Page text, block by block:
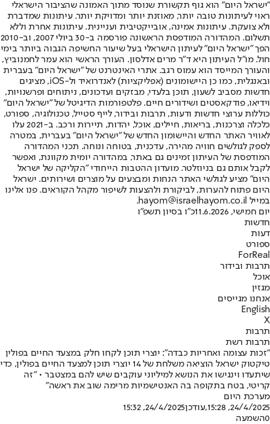
"ישראל היום" הוא גוף תקשורת שנוסד מתוך האמונה שהציבור הישראלי
ראוי לעיתונות טובה יותר, מאוזנת יותר ומדויקת יותר. עיתונות שמדברת
ולא צועקת. עיתונות אמינה, אובייקטיבית ועניינית. עיתונות אחרת וללא
תשלום. המהדורה המודפסת הראשונה פורסמה ב-30 ביולי 2007, וב-2010
הפך "ישראל היום" לעיתון הישראלי בעל שיעור החשיפה הגבוה ביותר בימי
חול. מו"ל העיתון היא ד"ר מרים אדלסון. העורך הראשי הוא עמר לחמנוביץ,
והעורך המייסד הוא עמוס רגב. אתרי האינטרנט של "ישראל היום" בעברית
ובאנגלית, כמו כן היישומונים (אפליקציות) לאנדרואיד ול-iOS, מציגים
חדשות מסביב לשעון, תוכן בלעדי, מבזקים ועדכונים, ניתוחים ופרשנויות,
וידיאו, פודקאסטים ושידורים חיים. פלטפורמות הדיגיטל של "ישראל היום"
כוללות ערוצי חדשות ודעות, תרבות ובידור, לייף סטייל, טכנולוגיה, ספורט,
כלכלה וצרכנות, בריאות, חיילים, אוכל, יהדות, תיירות ורכב. ב-2021 עלו
לאוויר האתר החדש והיישומון החדש של "ישראל היום" בעברית, במטרה
לספק לגולשים חוויה מהירה, עדכנית, בטוחה ונוחה. תכני המהדורה
המודפסת של העיתון זמינים גם באתר, במהדורה יומית מקוונת, ואפשר
לקבל אותם גם בניוזלטר. מועדון ההטבות הייחודי "הקליקה של ישראל
היום" מציע לגולשי האתר הנחות ומבצעים על מוצרים ושירותים. ישראל
היום פתוח להערות, לביקורת ולהצעות לשיפור מקהל הקוראים. פנו אלינו
במייל hayom@israelhayom.co.il.
יום חמישי, 11.6.2026
כ"ו בסיון תשפ"ו
חדשות
דעות
ספורט
ForReal
תרבות ובידור
אוכל
מגזין
אנחנו מגייסים
English
X
תרבות
תרבות רשת
"זכות עצומה ואחריות כבדה": יוצרי תוכן לקחו חלק במצעד החיים בפולין
טיקטוק ישראל הוציאה משלחת של 14 יוצרי תוכן למצעד החיים בפולין, כדי
שיתעדו וינגישו את הנושא למיליוני עוקבים שיש להם במצטבר • "זה
קריטי, בטח בתקופה בה האנטישמיות מרימה שוב את ראשה"
מערכת היום
24/4/2025, 15:28
,עודכן24/4/2025, 15:32
0השמעה